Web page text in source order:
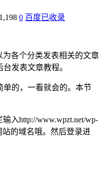
1,198 0 百度已收录
为各个分类发表相关的文章
发表文章教程。
单的，一看就会的。本节
入http://www.wpzt.net/wp-
站的域名哦。然后登录进